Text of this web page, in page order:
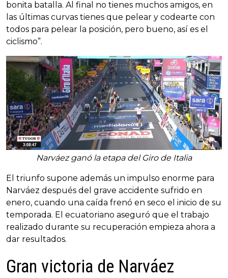
bonita batalla. Al final no tienes muchos amigos, en
las últimas curvas tienes que pelear y codearte con
todos para pelear la posición, pero bueno, así es el
ciclismo”.
Narváez ganó la etapa del Giro de Italia
El triunfo supone además un impulso enorme para
Narváez después del grave accidente sufrido en
enero, cuando una caída frenó en seco el inicio de su
temporada. El ecuatoriano aseguró que el trabajo
realizado durante su recuperación empieza ahora a
dar resultados.
Gran victoria de Narváez